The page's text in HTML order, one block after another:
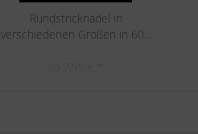
Rundstricknadel in
verschiedenen Größen in 60...